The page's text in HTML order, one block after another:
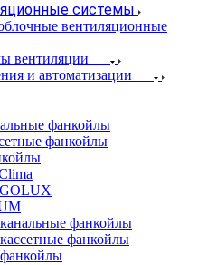
системы
вентиляционные
вентиляции
и автоматизации
фанкойлы
фанкойлы
фанкойлы
фанкойлы